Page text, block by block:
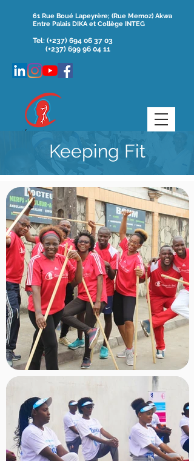
61 Rue Boué Lapeyrère; (Rue Memoz) Akwa
Entre Palais DIKA et Collège INTEG
Tel: (+237) 694 06 37 03
(+237) 699 96 04 11
Keeping Fit